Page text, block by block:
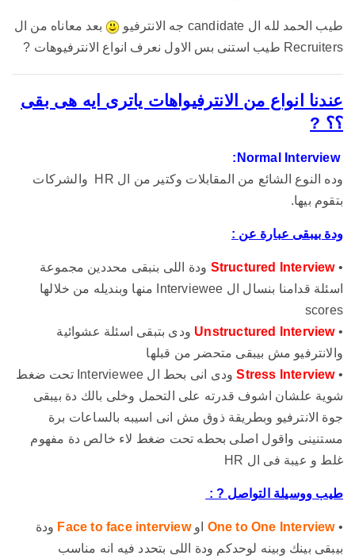
طيب الحمد لله ال candidate جه الانترفيو
بعد معاناه من ال
Recruiters طيب استنى بس الاول نعرف انواع الانترفيوهات ?
عندنا انواع من الانترفيواهات ياترى ايه هى بقى
؟؟ ?
Normal Interview:
وده النوع الشائع من المقابلات وكتير من ال HR والشركات
بتقوم بيها.
ودة بيبقى عبارة عن :
•
Structured Interview ودة اللى بنبقى محددين مجموعة
اسئلة قدامنا بنسال ال Interviewee منها وبنديله من خلالها
scores
•
Unstructured Interview ودى بتبقى اسئلة عشوائية
والانترفيو مش بيبقى متحضر من قبلها
•
Stress Interview
ودى انى بحط ال Interviewee تحت ضغط
شوية علشان اشوف قدرته على التحمل وخلى بالك دة بيبقى
جوة الانترفيو وبطريقة ذوق مش انى اسيبه بالساعات برة
مستنينى واقول اصلى بحطه تحت ضغط لاء خالص دة مفهوم
غلط و عيبة فى ال HR
طيب ووسيلة التواصل ? :
•
One to One Interview او Face to face interview ودة
بيبقى بينك وبينه لوحدكم ودة اللى بتحدد فيه انه مناسب